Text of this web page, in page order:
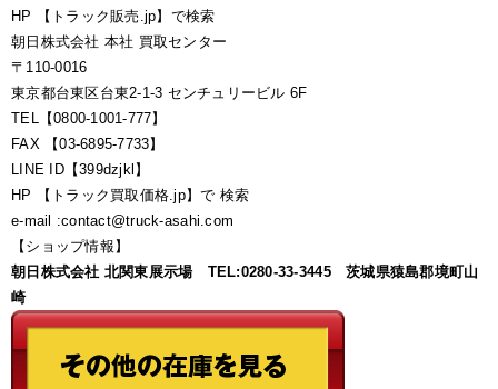
HP 【トラック販売.jp】で検索
朝日株式会社 本社 買取センター
〒110-0016
東京都台東区台東2-1-3 センチュリービル 6F
TEL【0800-1001-777】
FAX 【03-6895-7733】
LINE ID【399dzjkl】
HP 【トラック買取価格.jp】で 検索
e-mail :contact@truck-asahi.com
【ショップ情報】
朝日株式会社 北関東展示場 TEL:0280-33-3445 茨城県猿島郡境町山
崎